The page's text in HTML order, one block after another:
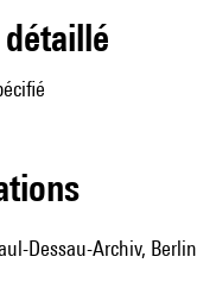
détaillé
Dessau-Archiv, Berlin.